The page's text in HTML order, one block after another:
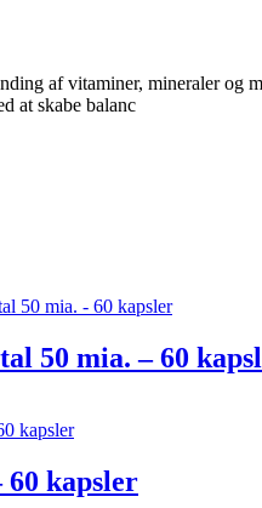
af vitaminer, mineraler og
at skabe balanc
50 mia. – 60
kapsler